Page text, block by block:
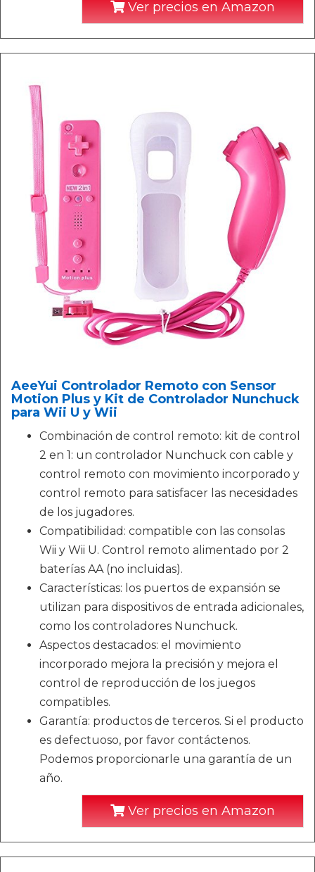
Ver precios en Amazon
AeeYui Controlador Remoto con Sensor
Motion Plus y Kit de Controlador Nunchuck
para Wii U y Wii
Combinación de control remoto: kit de control
2 en 1: un controlador Nunchuck con cable y
control remoto con movimiento incorporado y
control remoto para satisfacer las necesidades
de los jugadores.
Compatibilidad: compatible con las consolas
Wii y Wii U. Control remoto alimentado por 2
baterías AA (no incluidas).
Características: los puertos de expansión se
utilizan para dispositivos de entrada adicionales,
como los controladores Nunchuck.
Aspectos destacados: el movimiento
incorporado mejora la precisión y mejora el
control de reproducción de los juegos
compatibles.
Garantía: productos de terceros. Si el producto
es defectuoso, por favor contáctenos.
Podemos proporcionarle una garantía de un
año.
Ver precios en Amazon